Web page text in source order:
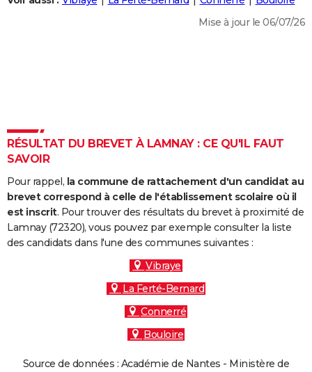
DICTIONNAIRE
Dictionnaire
Biographies
Citations
Expressions
Proverbes
PROGRAMME TV
COPAINS D'AVANT
S'inscrire
Se connecter
Lycées
Collèges
Primaires
Universités
Entreprises
Service militaire
Avis de recherche
AVIS DE DÉCÈS
FORUM
Mise à jour le 06/07/26
RÉSULTAT DU BREVET À LAMNAY : CE QU'IL FAUT
SAVOIR
Pour rappel, la commune de rattachement d'un candidat au
brevet correspond à celle de l'établissement scolaire où il
est inscrit. Pour trouver des résultats du brevet à proximité de
Lamnay (72320), vous pouvez par exemple consulter la liste
des candidats dans l'une des communes suivantes :
Vibraye
La Ferté-Bernard
Connerré
Bouloire
Source de données : Académie de Nantes - Ministère de